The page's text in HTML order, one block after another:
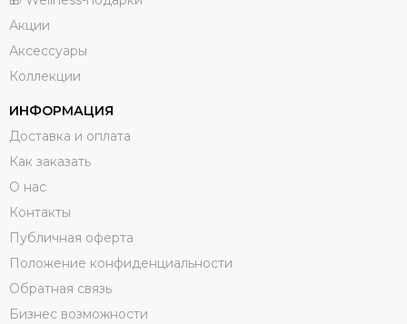
Акции
Аксессуары
Коллекции
ИНФОРМАЦИЯ
Доставка и оплата
Как заказать
О нас
Контакты
Публичная оферта
Положение конфиденциальности
Обратная связь
Бизнес возможности